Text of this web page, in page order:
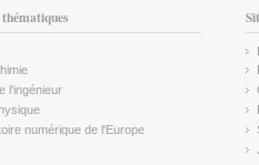
l'ingénieur
numérique de l'Europe